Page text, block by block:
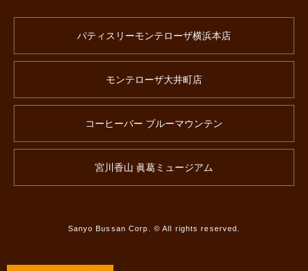
パティスリーモンテローザ横浜本店
モンテローザ大井町店
コーヒーバー ブルーマウンテン
宮川香山 眞葛ミュージアム
Sanyo Bussan Corp. © All rights reserved.